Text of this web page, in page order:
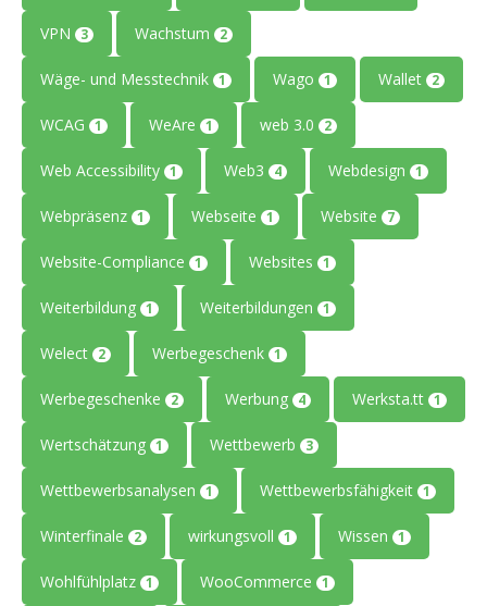
VPN 3 Wachstum 2
Wäge- und Messtechnik 1 Wago 1 Wallet 2
WCAG 1 WeAre 1 web 3.0 2
Web Accessibility 1 Web3 4 Webdesign 1
Webpräsenz 1 Webseite 1 Website 7
Website-Compliance 1 Websites 1
Weiterbildung 1 Weiterbildungen 1
Welect 2 Werbegeschenk 1
Werbegeschenke 2 Werbung 4 Werksta.tt 1
Wertschätzung 1 Wettbewerb 3
Wettbewerbsanalysen 1 Wettbewerbsfähigkeit 1
Winterfinale 2 wirkungsvoll 1 Wissen 1
Wohlfühlplatz 1 WooCommerce 1